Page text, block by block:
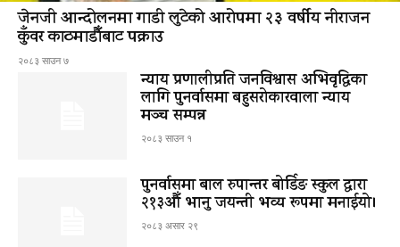
जेनजी आन्दोलनमा गाडी लुटेको आरोपमा २३ वर्षीय नीराजन
कुँवर काठमाडौँबाट पक्राउ
२०८३ साउन ७
न्याय प्रणालीप्रति जनविश्वास अभिवृद्धिका
लागि पुनर्वासमा बहुसरोकारवाला न्याय
मञ्च सम्पन्न
२०८३ साउन १
पुनर्वासमा बाल रुपान्तर बोर्डिङ स्कुल द्धारा
२१३औँ भानु जयन्ती भव्य रूपमा मनाईयो।
२०८३ असार २९